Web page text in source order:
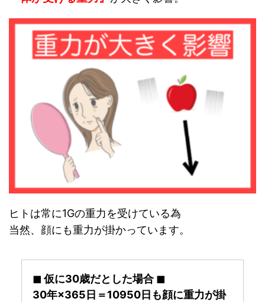
ヒトは常に1Gの重力を受けている為
当然、顔にも重力が掛かっています。
◼︎ 仮に30歳だとした場合 ◼︎
30年×365日＝10950日も顔に重力が掛